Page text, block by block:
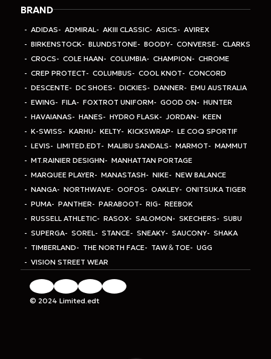
BRAND
ADIDAS ADMIRAL AKIII CLASSIC ASICS
AVIREX
BIRKENSTOCK
BLUNDSTONE BOODY CONVERSE
CLARKS
CROCS
COLE HAAN COLUMBIA CHAMPION
CHROME
CREP PROTECT
COLUMBUS COOL KNOT
CONCORD
DESCENTE
DC SHOES DICKIES DANNER
EMU AUSTRALIA
EWING
FILA FOXTROT UNIFORM GOOD ON
HUNTER
HAVAIANAS
HANES HYDRO FLASK JORDAN
KEEN
K-SWISS
KARHU KELTY KICKSWRAP
LE COQ SPORTIF
LEVIS
LIMITED.EDT MALIBU SANDALS MARMOT
MAMMUT
MT.RAINIER DESIGHN
MANHATTAN PORTAGE
MARQUEE PLAYER
MANASTASH NIKE
NEW BALANCE
NANGA
NORTHWAVE OOFOS OAKLEY
ONITSUKA TIGER
PUMA
PANTHER PARABOOT RIG
REEBOK
RUSSELL ATHLETIC
RASOX SALOMON SKECHERS
SUBU
SUPERGA
SOREL STANCE SNEAKY SAUCONY
SHAKA
TIMBERLAND
THE NORTH FACE TAW＆TOE
UGG
VISION STREET WEAR
© 2024 Limited.edt